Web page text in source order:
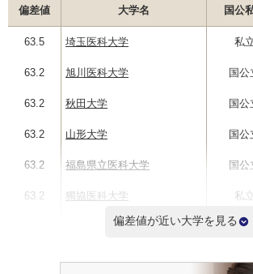
偏差値 大学名 国公
63.5 埼玉医科大学 私
63.2 旭川医科大学 国公
63.2 秋田大学 国公
63.2 山形大学 国公
63.2 福島県立医科大学 国公
63.2 獨協医科大学 私立
国公
偏差値が近い大学を見る